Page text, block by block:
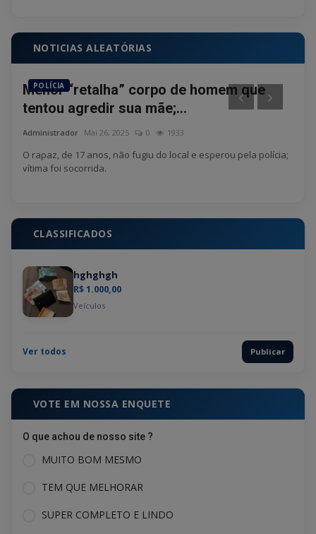
NOTICIAS ALEATÓRIAS
POLÍCIA
Menor “retalha” corpo de homem que
tentou agredir sua mãe;...
Administrador Mai 26, 2025 0 1933
O rapaz, de 17 anos, não fugiu do local e esperou pela polícia;
vítima foi socorrida.
CLASSIFICADOS
hghghgh
R$ 1.000,00
Veículos
Ver todos Publicar
VOTE EM NOSSA ENQUETE
O que achou de nosso site ?
MUITO BOM MESMO
TEM QUE MELHORAR
SUPER COMPLETO E LINDO